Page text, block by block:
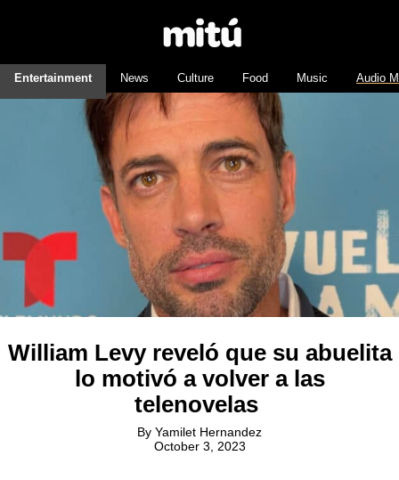
Entertainment News Culture Food Music Audio
William Levy reveló que su abuelita
lo motivó a volver a las
telenovelas
By Yamilet Hernandez
October 3, 2023